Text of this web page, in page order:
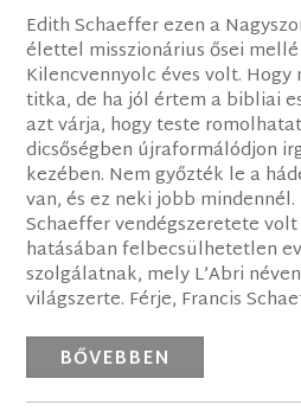
Edith Schaeffer ezen a
élettel misszionárius ősei
Kilencvennyolc éves volt. Hogy
titka, de ha jól értem a bibliai
azt várja, hogy teste
dicsőségben újraformálódjon
kezében. Nem győzték le a
van, és ez neki jobb
Schaeffer vendégszeretete
hatásában felbecsülhetetlen
szolgálatnak, mely L’Abri
világszerte. Férje, Francis
BŐVEBBEN